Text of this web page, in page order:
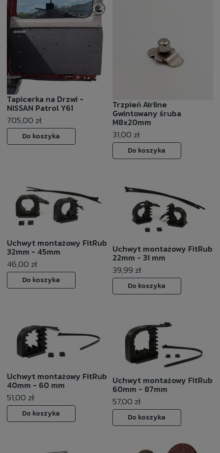
Tapicerka na Drzwi -
NISSAN Patrol Y61
705,00 zł
Do koszyka
Trzpień Airline
Gwintowany śruba
M8x20mm
31,00 zł
Do koszyka
Uchwyt montażowy FitRub
32mm - 45mm
46,00 zł
Do koszyka
Uchwyt montażowy FitRub
22mm - 31 mm
39,99 zł
Do koszyka
Uchwyt montażowy FitRub
40mm - 60 mm
51,00 zł
Do koszyka
Uchwyt montażowy FitRub
60mm - 87mm
57,00 zł
Do koszyka